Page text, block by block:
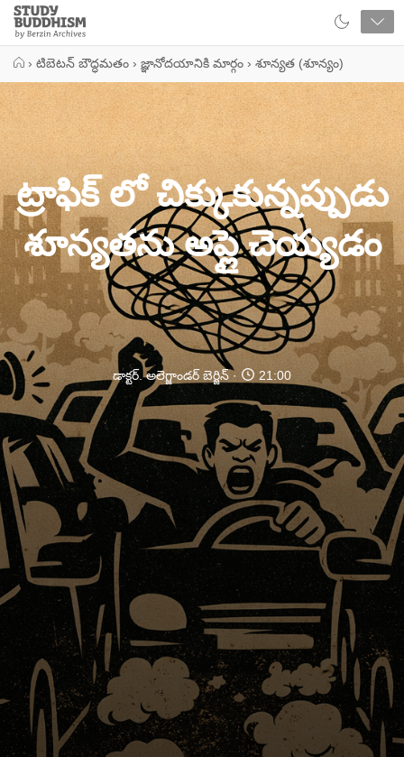
Close
Study
Buddhism
› టిబెటన్ బౌద్ధమతం › జ్ఞానోదయానికి మార్గం › శూన్యత (శూన్యం)
ట్రాఫిక్ లో చిక్కుకున్నప్పుడు
శూన్యతను అప్లై చెయ్యడం
డాక్టర్. అలెగ్జాండర్ బెర్జిన్ 21:00